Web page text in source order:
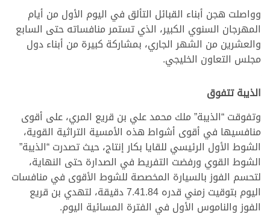
وواصلت هجن أبناء القبائل التألق في اليوم الأول من أيام
المهرجان السنوي الكبير، الذي تستمر منافساته حتى السابع
والعشرين من الشهر الجاري، بمشاركة كبيرة من أبناء دول
مجلس التعاون الخليجي.
الذيبة تتفوق
وتفوقت “الذيبة” ملك محمد علي بن قريع المري، على أقوى
منافسيها في أقوى أشواط هذه الأمسية التراثية القوية،
الشوط الأول الرئيسي للقايا بكار إنتاج، حيث تصدرت “الذيبة”
الشوط القوي ورفضت التفريط في الصدارة حتى النهاية،
لتحسم الفوز بالسيارة المخصصة للشوط الأقوى في منافسات
اليوم بتوقيت زمني قدره 7.41.84 دقيقة، لتهدي بن قريع
الفوز والناموس الأول في الفترة المسائية اليوم.